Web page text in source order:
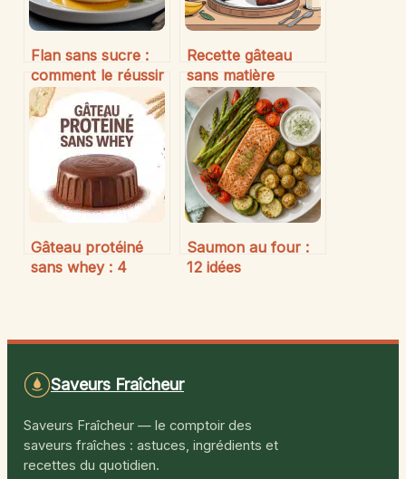
Flan sans sucre :
comment le réussir
et l’apprécier
pleinement
Recette gâteau
sans matière
grasse ni sucre :
idées gourmandes
et légères à tester
Gâteau protéiné
sans whey : 4
12g de protéines
Saumon au four :
12 idées
Saveurs Fraîcheur
Saveurs Fraîcheur — le comptoir des
saveurs fraîches : astuces, ingrédients et
recettes du quotidien.